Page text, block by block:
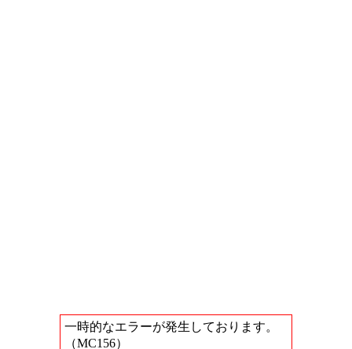
一時的なエラーが発生しております。
（MC156）